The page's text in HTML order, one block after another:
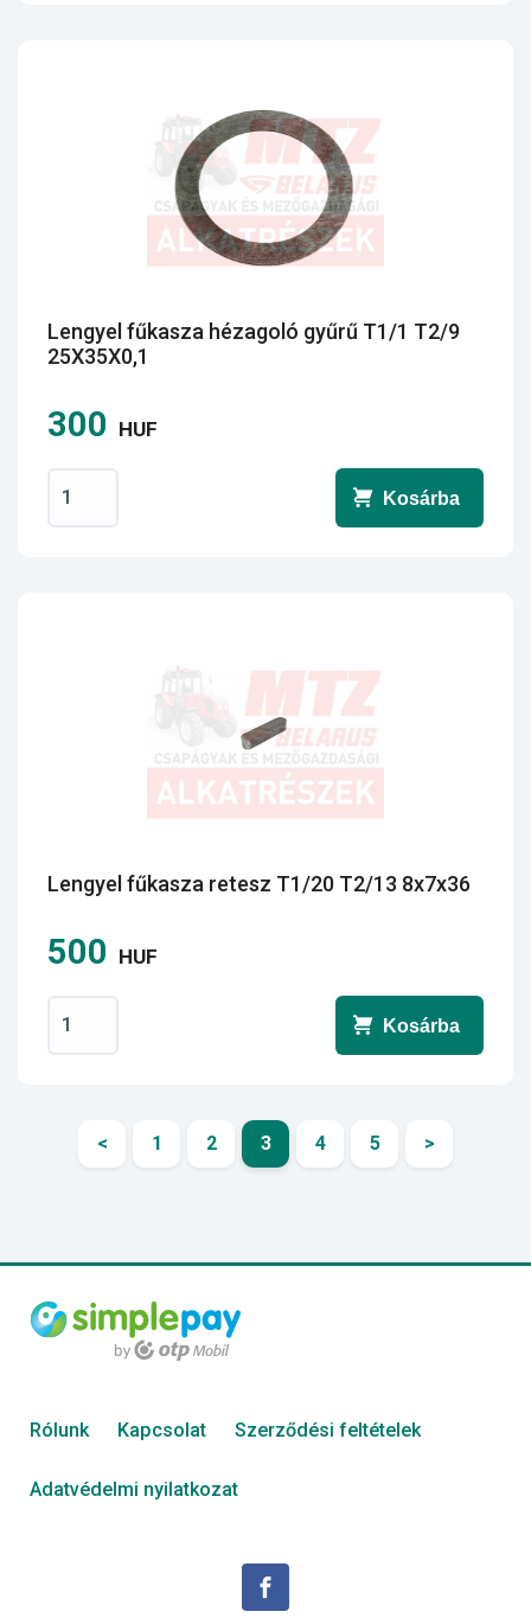
Lengyel fűkasza hézagoló gyűrű T1/1 T2/9
25X35X0,1
300 HUF
Kosárba
Lengyel fűkasza retesz T1/20 T2/13 8x7x36
500 HUF
Kosárba
< 1 2 3 4 5 >
Rólunk Kapcsolat Szerződési feltételek
Adatvédelmi nyilatkozat